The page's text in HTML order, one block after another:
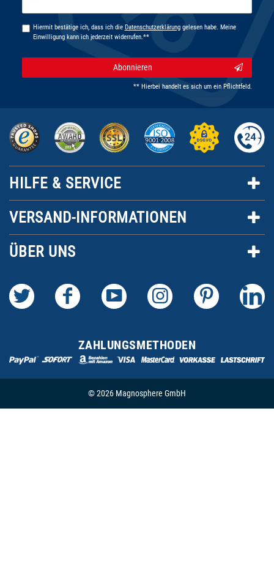
Hiermit bestätige ich, dass ich die Daten­schutz­erklärunggelesen habe. Meine
Einwilligung kann ich jederzeit widerrufen.**
Abonnieren
** Hierbei handelt es sich um ein Pflichtfeld.
HILFE & SERVICE
VERSAND-INFORMATIONEN
ÜBER UNS
ZAHLUNGSMETHODEN
© 2026 Magnosphere GmbH